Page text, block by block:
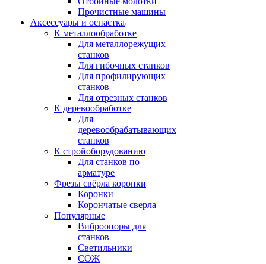
Прочистные машины
Аксeccyapы и оснастка
К металлообработке
Для металлорежущих
станков
Для гибочных станков
Для профилирующих
станков
Для отрезных станков
К деревообработке
Для
деревообрабатывающих
станков
К стройоборудованию
Для станков по
арматуре
Фрезы свёрла коронки
Коронки
Корончатые сверла
Популярные
Виброопоры для
станков
Светильники
СОЖ